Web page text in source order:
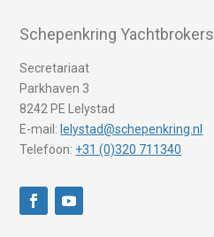
Schepenkring Yachtbrokers
Secretariaat
Parkhaven 3
8242 PE Lelystad
E-mail: lelystad@schepenkring.nl
Telefoon: +31 (0)320 711340